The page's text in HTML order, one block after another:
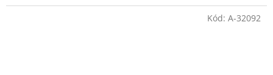
Kód: A-32092